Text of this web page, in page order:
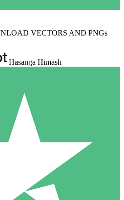
VECTORS AND PNGs
Hasanga Himash